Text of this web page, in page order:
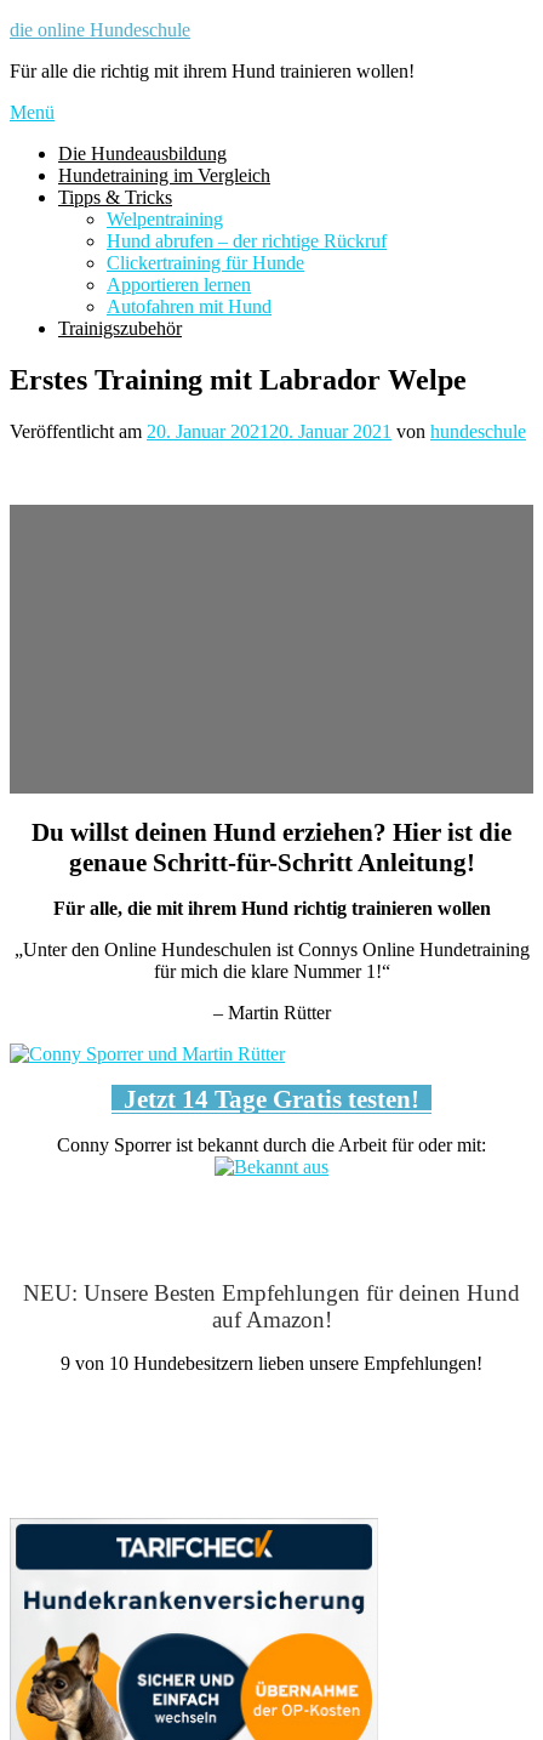
Zum
springen
die online Hundeschule
Für alle die richtig mit ihrem Hund trainieren wollen!
Menü
Die Hundeausbildung
Hundetraining im Vergleich
Tipps & Tricks
Welpentraining
Hund abrufen – der richtige Rückruf
Clickertraining für Hunde
Apportieren lernen
Autofahren mit Hund
Trainigszubehör
Erstes Training mit Labrador Welpe
Veröffentlicht am 20. Januar 2021 20. Januar 2021 von hundeschule
Du willst deinen Hund erziehen? Hier ist die
genaue Schritt-für-Schritt Anleitung!
Für alle, die mit ihrem Hund richtig trainieren wollen
„Unter den Online Hundeschulen ist Connys Online Hundetraining
für mich die klare Nummer 1!“
– Martin Rütter
Jetzt 14 Tage Gratis testen!
Conny Sporrer ist bekannt durch die Arbeit für oder mit:
NEU: Unsere Besten Empfehlungen für deinen Hund
auf Amazon!
9 von 10 Hundebesitzern lieben unsere Empfehlungen!